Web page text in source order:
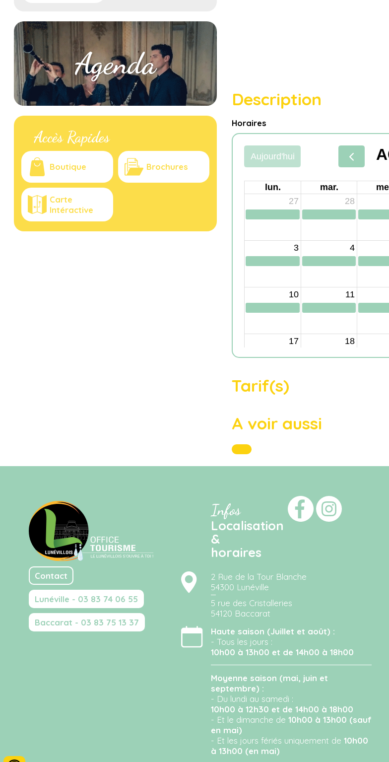
Agenda
Accès Rapides
Boutique Brochures
Carte
Intéractive
Description
Horaires
Tarif(s)
A voir aussi
Contact
Lunéville - 03 83 74 06 55
Baccarat - 03 83 75 13 37
Infos
Localisation
&
horaires
2 Rue de la Tour Blanche
54300 Lunéville
5 rue des Cristalleries
54120 Baccarat
Haute saison (Juillet et août) :
- Tous les jours :
10h00 à 13h00 et de 14h00 à 18h00
Moyenne saison (mai, juin et
septembre) :
- Du lundi au samedi :
10h00 à 12h30 et de 14h00 à 18h00
- Et le dimanche de10h00 à 13h00 (sauf
en mai)
- Et les jours fériés uniquement de10h00
à 13h00 (en mai)